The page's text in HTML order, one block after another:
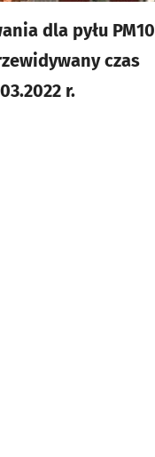
dla pyłu PM10
czas
r.